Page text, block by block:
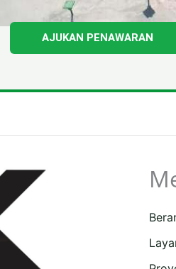
AJUKAN PENAWARAN